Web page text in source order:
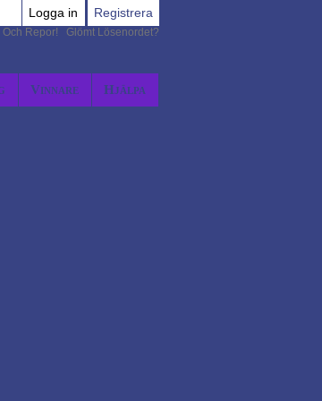
Vinnare Hjälpa
Logga in Registrera
Repor! Glömt Lösenordet?